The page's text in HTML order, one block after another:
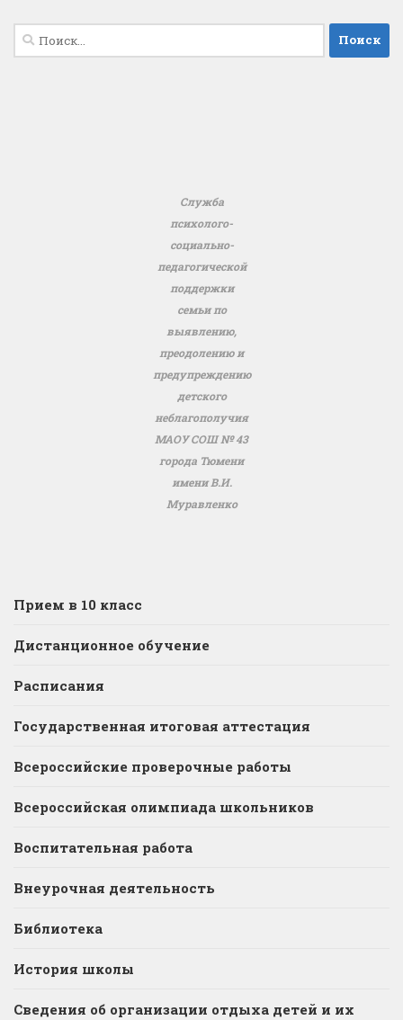
Найти:
Служба
психолого-
социально-
педагогической
поддержки
семьи по
выявлению,
преодолению и
предупреждению
детского
неблагополучия
МАОУ СОШ № 43
города Тюмени
имени В.И.
Муравленко
Прием в 10 класс
Дистанционное обучение
Расписания
Государственная итоговая аттестация
Всероссийские проверочные работы
Всероссийская олимпиада школьников
Воспитательная работа
Внеурочная деятельность
Библиотека
История школы
Сведения об организации отдыха детей и их